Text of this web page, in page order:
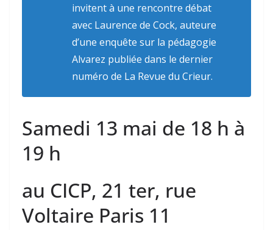
invitent à une rencontre débat
avec Laurence de Cock, auteure
d’une enquête sur la pédagogie
Alvarez publiée dans le dernier
numéro de La Revue du Crieur.
Samedi 13 mai de 18 h à
19 h
au CICP, 21 ter, rue
Voltaire Paris 11